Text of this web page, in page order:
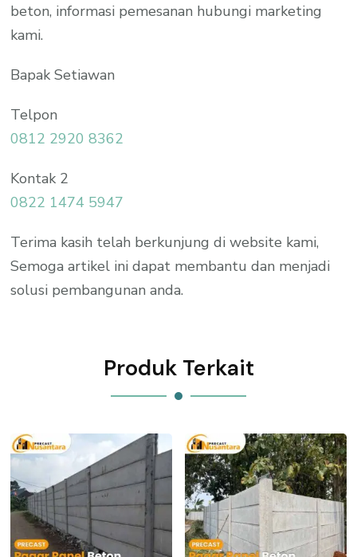
beton, informasi pemesanan hubungi marketing
kami.
Bapak Setiawan
Telpon
0812 2920 8362
Kontak 2
0822 1474 5947
Terima kasih telah berkunjung di website kami,
Semoga artikel ini dapat membantu dan menjadi
solusi pembangunan anda.
Produk Terkait